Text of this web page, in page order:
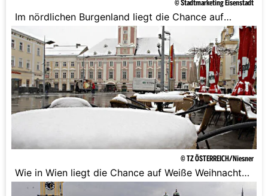
© Stadtmarketing Eisenstadt
Im nördlichen Burgenland liegt die Chance auf
Weiße Weihnachten gar nur bei unter 5%.
© TZ ÖSTERREICH/Niesner
Wie in Wien liegt die Chance auf Weiße Weihnachten
in der niederösterreichischen Landeshauptstadt nur